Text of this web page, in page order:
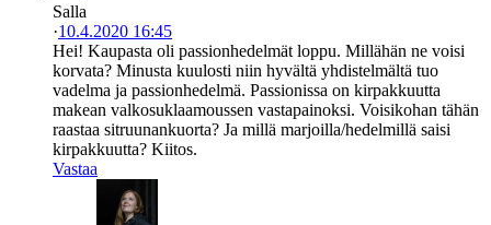
Salla
·10.4.2020 16:45
Hei! Kaupasta oli passionhedelmät loppu. Millähän ne voisi
korvata? Minusta kuulosti niin hyvältä yhdistelmältä tuo
vadelma ja passionhedelmä. Passionissa on kirpakkuutta
makean valkosuklaamoussen vastapainoksi. Voisikohan tähän
raastaa sitruunankuorta? Ja millä marjoilla/hedelmillä saisi
kirpakkuutta? Kiitos.
Vastaa